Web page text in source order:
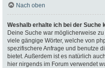
Nach oben
Weshalb erhalte ich bei der Suche
Deine Suche war möglicherweise
viele gängige Wörter, welche von
spezifischere Anfrage und benutze
bietet. Außerdem ist es natürlich
hier nirgends im Forum verwendet